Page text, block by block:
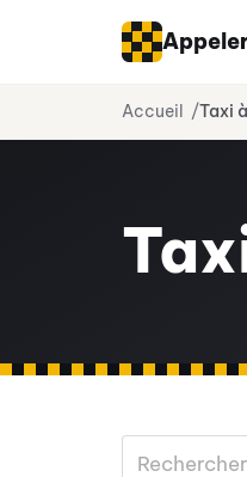
Accueil Taxi